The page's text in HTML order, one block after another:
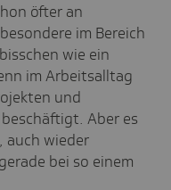
öfter an
im Bereich
wie ein
im Arbeitsalltag
und
Aber es
auch wieder
bei so einem